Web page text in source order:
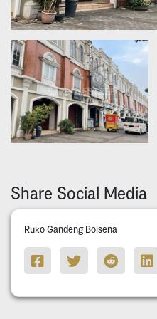
Share Social Media
Ruko Gandeng Bolsena